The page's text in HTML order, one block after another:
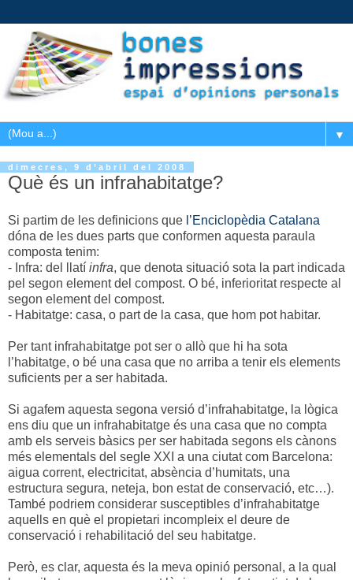
▼
dimecres, 9 d’abril del 2008
Què és un infrahabitatge?
Si partim de les definicions que l’Enciclopèdia Catalana
dóna de les dues parts que conformen aquesta paraula
composta tenim:
- Infra: del llatí infra, que denota situació sota la part indicada
pel segon element del compost. O bé, inferioritat respecte al
segon element del compost.
- Habitatge: casa, o part de la casa, que hom pot habitar.
Per tant infrahabitatge pot ser o allò que hi ha sota
l’habitatge, o bé una casa que no arriba a tenir els elements
suficients per a ser habitada.
Si agafem aquesta segona versió d’infrahabitatge, la lògica
ens diu que un infrahabitatge és una casa que no compta
amb els serveis bàsics per ser habitada segons els cànons
més elementals del segle XXI a una ciutat com Barcelona:
aigua corrent, electricitat, absència d’humitats, una
estructura segura, neteja, bon estat de conservació, etc…).
També podriem considerar susceptibles d’infrahabitatge
aquells en què el propietari incompleix el deure de
conservació i rehabilitació del seu habitatge.
Però, es clar, aquesta és la meva opinió personal, a la qual